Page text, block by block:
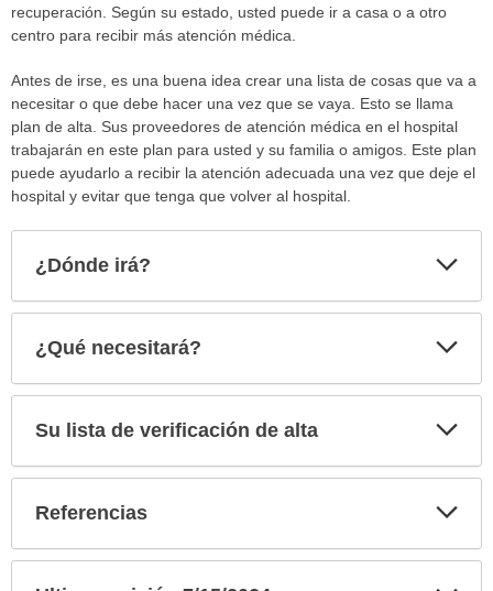
recuperación. Según su estado, usted puede ir a casa o a otro
centro para recibir más atención médica.
Antes de irse, es una buena idea crear una lista de cosas que va a
necesitar o que debe hacer una vez que se vaya. Esto se llama
plan de alta. Sus proveedores de atención médica en el hospital
trabajarán en este plan para usted y su familia o amigos. Este plan
puede ayudarlo a recibir la atención adecuada una vez que deje el
hospital y evitar que tenga que volver al hospital.
¿Dónde irá?
¿Qué necesitará?
Su lista de verificación de alta
Referencias